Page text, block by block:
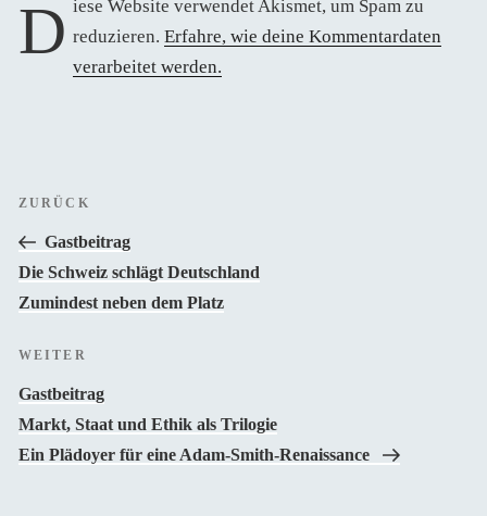
Diese Website verwendet Akismet, um Spam zu reduzieren.Erfahre, wie deine Kommentardaten
verarbeitet werden.
Beitragsnavigation
Vorheriger
Beitrag
ZURÜCK
Gastbeitrag
Die Schweiz schlägt Deutschland
Zumindest neben dem Platz
Nächster
Beitrag
WEITER
Gastbeitrag
Markt, Staat und Ethik als Trilogie
Ein Plädoyer für eine Adam-Smith-Renaissance